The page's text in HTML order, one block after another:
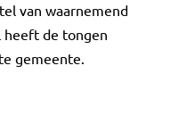
van waarnemend
heeft de tongen
gemeente.